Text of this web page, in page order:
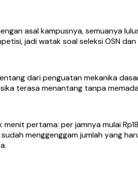
asal kampusnya, semuanya
jadi watak soal seleksi OSN
dari penguatan mekanika
terasa menantang tanpa
pertama: per jamnya mulai
menggenggam jumlah yang